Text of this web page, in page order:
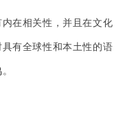
在相关性，并且在文化
有全球性和本土性的语